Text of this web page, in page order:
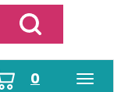
Cerca Prodotto
0prodotti